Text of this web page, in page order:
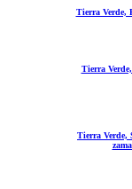
Tierra Verde,
Tierra
Tierra Verde,